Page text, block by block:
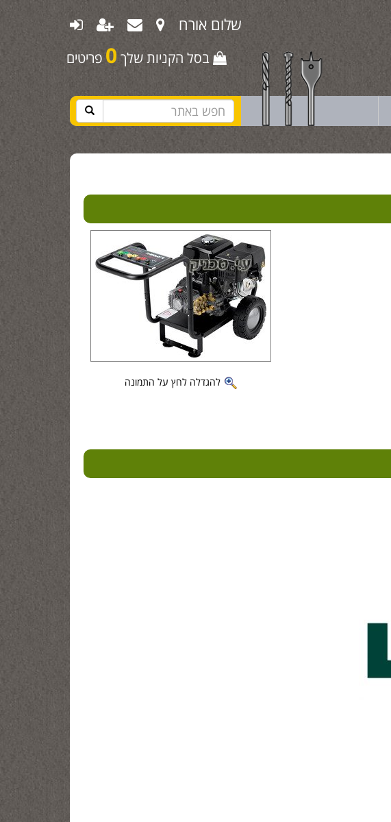
שלום אורח
בסל הקניות שלך 0 פריטים
להגדלה לחץ על התמונה